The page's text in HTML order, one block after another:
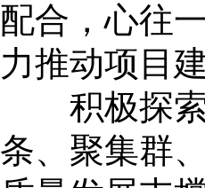
配合，心往
力推动项目
积极探索
条、聚集群